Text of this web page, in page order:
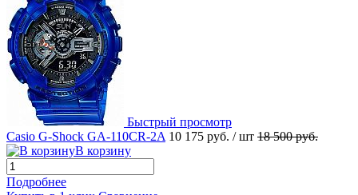
Быстрый просмотр
Casio G-Shock GA-110CR-2A 10 175 руб. / шт 18 500 руб.
В корзину
Подробнее